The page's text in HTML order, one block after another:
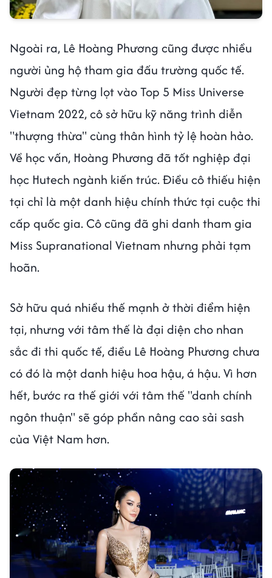
Ngoài ra, Lê Hoàng Phương cũng được nhiều
người ủng hộ tham gia đấu trường quốc tế.
Người đẹp từng lọt vào Top 5 Miss Universe
Vietnam 2022, cô sở hữu kỹ năng trình diễn
"thượng thừa" cùng thân hình tỷ lệ hoàn hảo.
Về học vấn, Hoàng Phương đã tốt nghiệp đại
học Hutech ngành kiến trúc. Điều cô thiếu hiện
tại chỉ là một danh hiệu chính thức tại cuộc thi
cấp quốc gia. Cô cũng đã ghi danh tham gia
Miss Supranational Vietnam nhưng phải tạm
hoãn.
Sở hữu quá nhiều thế mạnh ở thời điểm hiện
tại, nhưng với tâm thế là đại diện cho nhan
sắc đi thi quốc tế, điều Lê Hoàng Phương chưa
có đó là một danh hiệu hoa hậu, á hậu. Vì hơn
hết, bước ra thế giới với tâm thế "danh chính
ngôn thuận" sẽ góp phần nâng cao sải sash
của Việt Nam hơn.